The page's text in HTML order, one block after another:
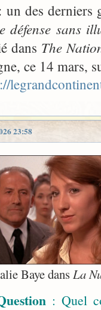
un des derniers
défense sans
dans The
ce 14 mars,
23:58
Baye dansLa
: Quel